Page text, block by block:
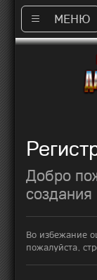
МЕНЮ
Добро
создания
Во избежание
пожалуйста,